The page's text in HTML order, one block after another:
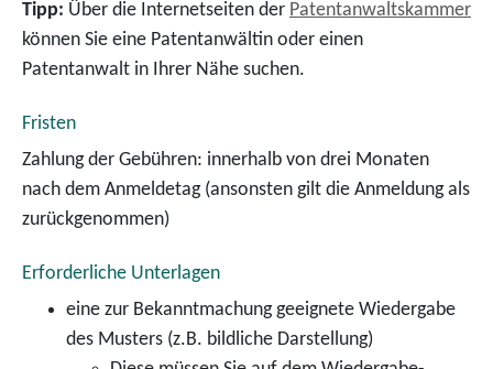
Tipp: Über die Internetseiten der Patentanwaltskammer
können Sie eine Patentanwältin oder einen
Patentanwalt in Ihrer Nähe suchen.
Fristen
Zahlung der Gebühren: innerhalb von drei Monaten
nach dem Anmeldetag (ansonsten gilt die Anmeldung als
zurückgenommen)
Erforderliche Unterlagen
eine zur Bekanntmachung geeignete Wiedergabe
des Musters (z.B. bildliche Darstellung)